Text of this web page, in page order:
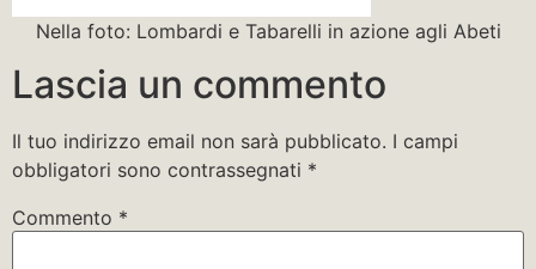
Nella foto: Lombardi e Tabarelli in azione agli Abeti
Lascia un commento
Il tuo indirizzo email non sarà pubblicato. I campi
obbligatori sono contrassegnati *
Commento *